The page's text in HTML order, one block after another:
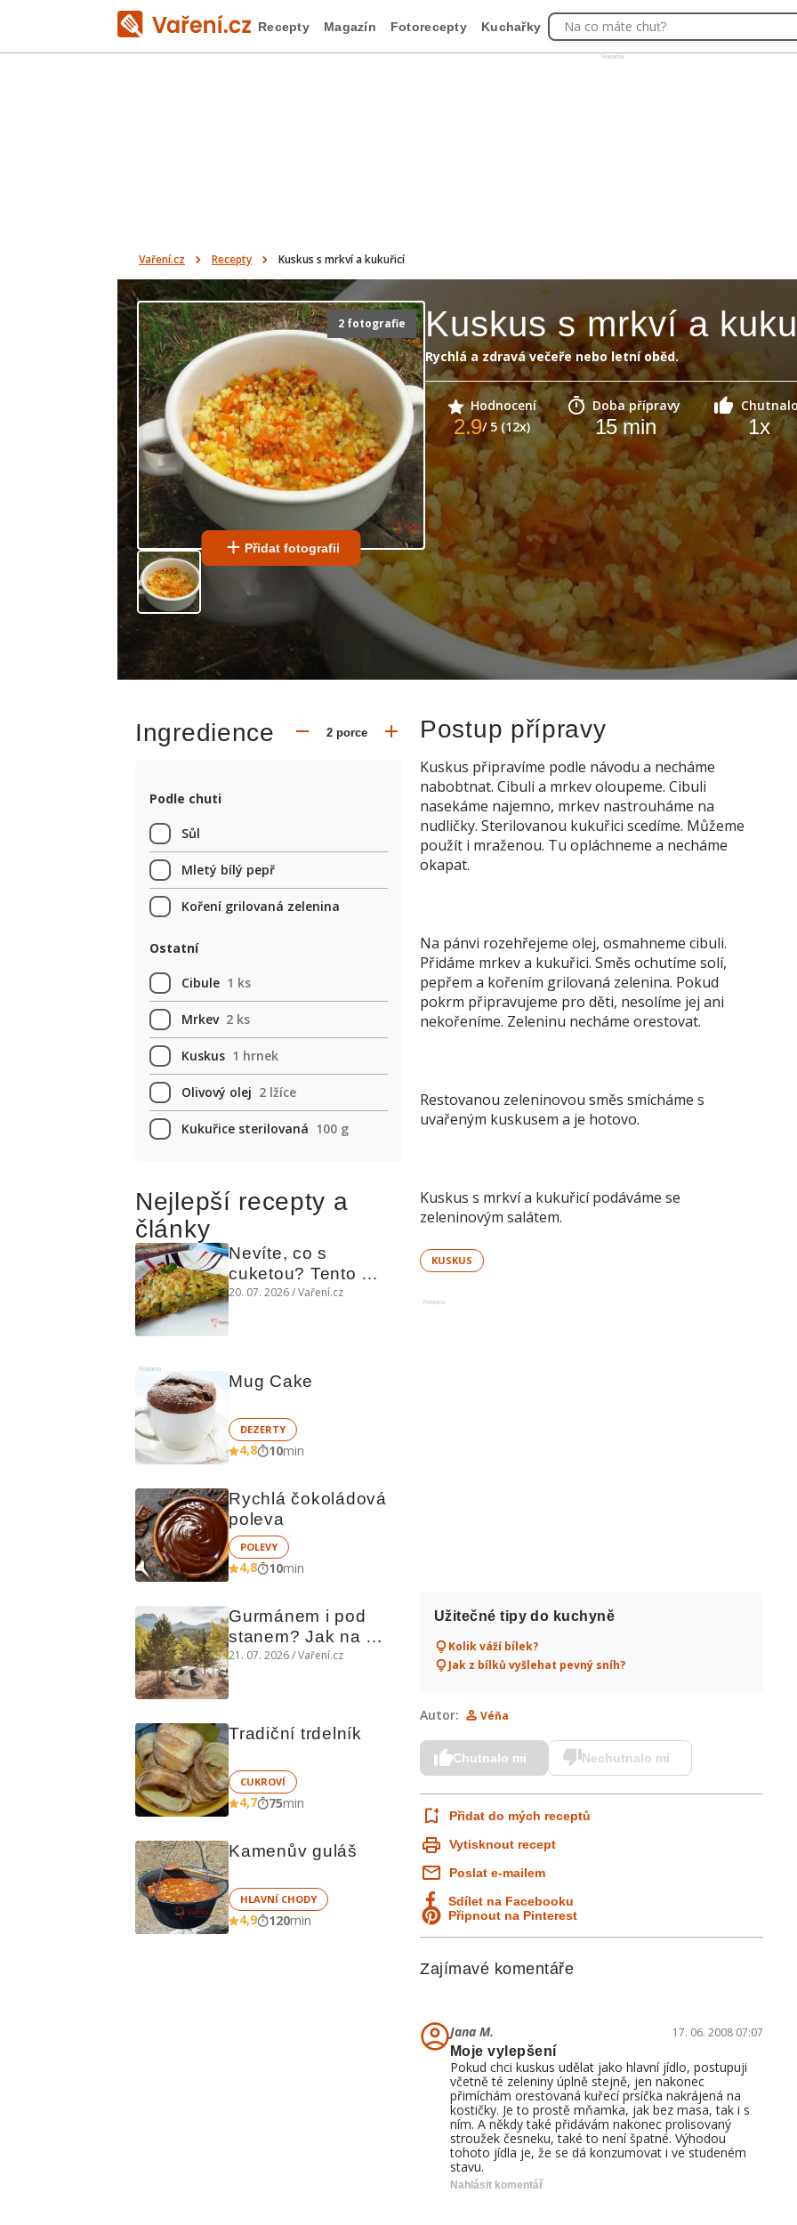
Reklama
Recepty Magazín Fotorecepty Kuchařky Na co máte chuť?
Vaření.cz Recepty Kuskus s mrkví a kukuřicí
2 fotografie
Přidat fotografii
Kuskus s mrkví a
Rychlá a zdravá večeře nebo letní oběd.
Hodnocení
2.9/ 5 (12x)
Doba přípravy
15min
Chutnalo
1x
Ingredience
Podle chuti
Sůl
Mletý bílý pepř
Koření grilovaná zelenina
Ostatní
Cibule 1 ks
Mrkev 2 ks
Kuskus 1 hrnek
Olivový olej 2 lžíce
Kukuřice sterilovaná 100 g
Nejlepší recepty a
články
Nevíte, co s
cuketou? Tento
levný slaný koláč
20. 07. 2026 / Vaření.cz
Reklama
Mug Cake
DEZERTY
4,8 10min
Rychlá čokoládová
poleva
POLEVY
4,8 10min
Gurmánem i pod
stanem? Jak na
polní kuchyni a na
21. 07. 2026 / Vaření.cz
Tradiční trdelník
CUKROVÍ
4,7 75min
Kamenův guláš
HLAVNÍ CHODY
4,9 120min
Postup přípravy
Kuskus připravíme podle návodu a necháme
nabobtnat. Cibuli a mrkev oloupeme. Cibuli
nasekáme najemno, mrkev nastrouháme na
nudličky. Sterilovanou kukuřici scedíme. Můžeme
použít i mraženou. Tu opláchneme a necháme
okapat.
Na pánvi rozehřejeme olej, osmahneme cibuli.
Přidáme mrkev a kukuřici. Směs ochutíme solí,
pepřem a kořením grilovaná zelenina. Pokud
pokrm připravujeme pro děti, nesolíme jej ani
nekořeníme. Zeleninu necháme orestovat.
Restovanou zeleninovou směs smícháme s
uvařeným kuskusem a je hotovo.
Kuskus s mrkví a kukuřicí podáváme se
zeleninovým salátem.
KUSKUS
Reklama
Užitečné tipy do kuchyně
Kolik váží bílek?
Jak z bílků vyšlehat pevný sníh?
Autor: Véňa
Chutnalo mi Nechutnalo mi
Přidat do mých receptů
Vytisknout recept
Poslat e-mailem
Sdílet na Facebooku
Připnout na Pinterest
Zajímavé komentáře
Jana M.
17. 06. 2008 07:07
Moje vylepšení
Pokud chci kuskus udělat jako hlavní jídlo, postupuji
včetně té zeleniny úplně stejně, jen nakonec
přimíchám orestovaná kuřecí prsíčka nakrájená na
kostičky. Je to prostě mňamka, jak bez masa, tak i s
ním. A někdy také přidávám nakonec prolisovaný
stroužek česneku, také to není špatné. Výhodou
tohoto jídla je, že se dá konzumovat i ve studeném
stavu.
Nahlásit komentář